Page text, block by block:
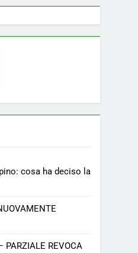
fino alle 8:30
cosa ha deciso la
REVOCA